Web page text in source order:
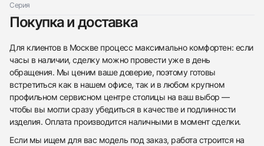
Серия
Покупка и доставка
Для клиентов в Москве процесс максимально комфортен: если
часы в наличии, сделку можно провести уже в день
обращения. Мы ценим ваше доверие, поэтому готовы
встретиться как в нашем офисе, так и в любом крупном
профильном сервисном центре столицы на ваш выбор —
чтобы вы могли сразу убедиться в качестве и подлинности
изделия. Оплата производится наличными в момент сделки.
Если мы ищем для вас модель под заказ, работа строится на
Отправить заявку